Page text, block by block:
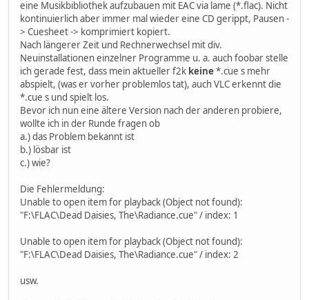
eine Musikbibliothek aufzubauen mit EAC via lame (*.flac). Nicht
kontinuierlich aber immer mal wieder eine CD gerippt, Pausen -
> Cuesheet -> komprimiert kopiert.
Nach längerer Zeit und Rechnerwechsel mit div.
Neuinstallationen einzelner Programme u. a. auch foobar stelle
ich gerade fest, dass mein aktueller f2k keine*.cue s mehr
abspielt, (was er vorher problemlos tat), auch VLC erkennt die
*.cue s und spielt los.
Bevor ich nun eine ältere Version nach der anderen probiere,
wollte ich in der Runde fragen ob
a.) das Problem bekannt ist
b.) lösbar ist
c.) wie?
Die Fehlermeldung:
Unable to open item for playback (Object not found):
"F:\FLAC\Dead Daisies, The\Radiance.cue" / index: 1
Unable to open item for playback (Object not found):
"F:\FLAC\Dead Daisies, The\Radiance.cue" / index: 2
usw.